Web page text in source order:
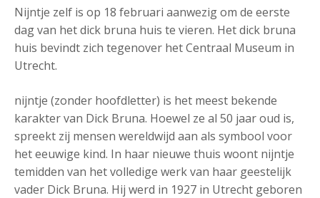
Nijntje zelf is op 18 februari aanwezig om de eerste
dag van het dick bruna huis te vieren. Het dick bruna
huis bevindt zich tegenover het Centraal Museum in
Utrecht.
nijntje (zonder hoofdletter) is het meest bekende
karakter van Dick Bruna. Hoewel ze al 50 jaar oud is,
spreekt zij mensen wereldwijd aan als symbool voor
het eeuwige kind. In haar nieuwe thuis woont nijntje
temidden van het volledige werk van haar geestelijk
vader Dick Bruna. Hij werd in 1927 in Utrecht geboren